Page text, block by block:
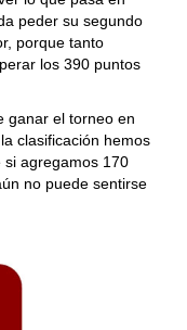
peder su segundo
porque tanto
los 390 puntos
ganar el torneo en
clasificación hemos
agregamos 170
no puede sentirse